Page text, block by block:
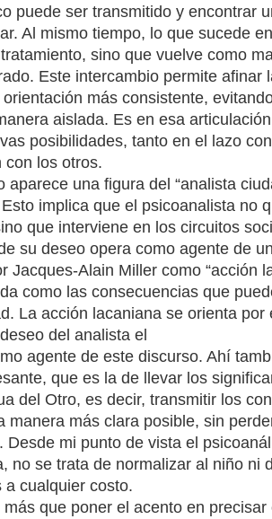
puede ser transmitido y encontrar
Al mismo tiempo, lo que sucede
sino que vuelve como
Este intercambio permite afinar
más consistente,
aislada. Es en esa
posibilidades, tanto en el lazo
con los otros.
aparece una figura del “analista
implica que el psicoanalista no
que interviene en los circuitos
su deseo opera como agente de
Jacques-Alain Miller como “acción
como las consecuencias que
La acción lacaniana se orienta
del analista el
agente de este discurso. Ahí
que es la de llevar los
del Otro, es decir, transmitir los
manera más clara posible, sin
Desde mi punto de vista el
no se trata de normalizar al niño ni
a cualquier costo.
que poner el acento en precisar